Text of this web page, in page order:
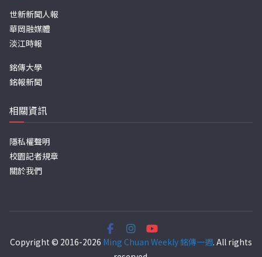
世新新聞人報
華岡融媒體
淡江時報
銘傳大學
銘報新聞
相關資訊
隱私權聲明
校園記者規章
關於我們
Copyright © 2016-2026 Ming Chuan Weekly 銘傳一週. All rights